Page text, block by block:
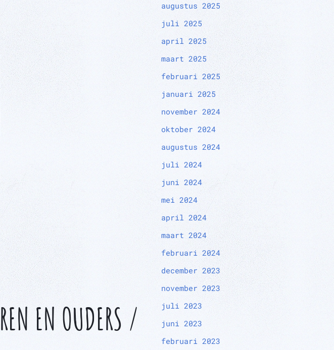
EN OUDERS /
augustus 2025
juli 2025
april 2025
maart 2025
februari 2025
januari 2025
november 2024
oktober 2024
augustus 2024
juli 2024
juni 2024
mei 2024
april 2024
maart 2024
februari 2024
december 2023
november 2023
juli 2023
juni 2023
februari 2023